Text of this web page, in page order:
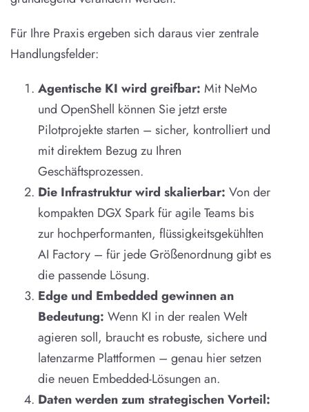
Für Ihre Praxis ergeben sich daraus vier zentrale
Handlungsfelder:
Agentische KI wird greifbar: Mit NeMo
und OpenShell können Sie jetzt erste
Pilotprojekte starten – sicher, kontrolliert und
mit direktem Bezug zu Ihren
Geschäftsprozessen.
Die Infrastruktur wird skalierbar: Von der
kompakten DGX Spark für agile Teams bis
zur hochperformanten, flüssigkeitsgekühlten
AI Factory – für jede Größenordnung gibt es
die passende Lösung.
Edge und Embedded gewinnen an
Bedeutung: Wenn KI in der realen Welt
agieren soll, braucht es robuste, sichere und
latenzarme Plattformen – genau hier setzen
die neuen Embedded-Lösungen an.
Daten werden zum strategischen Vorteil: